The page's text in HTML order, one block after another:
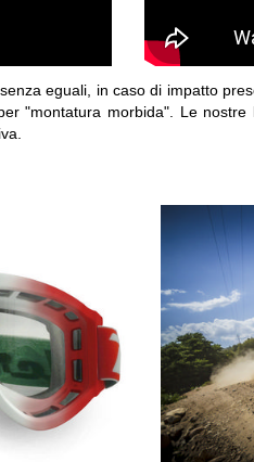
eguali, in caso di impatto
"montatura morbida". Le